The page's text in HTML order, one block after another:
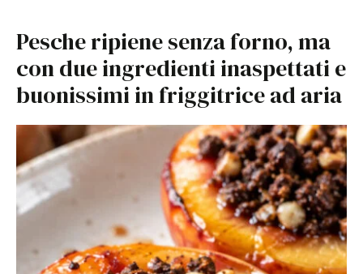
Pesche ripiene senza forno, ma
con due ingredienti inaspettati e
buonissimi in friggitrice ad aria